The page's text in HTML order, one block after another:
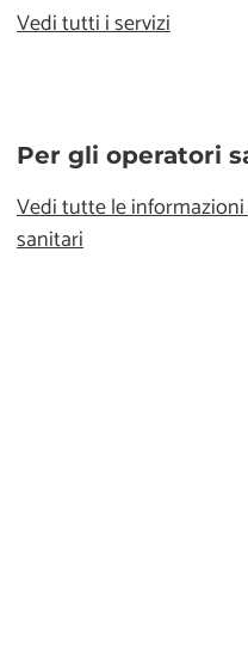
Vedi tutti i servizi
Per gli operatori
Vedi tutte le
sanitari